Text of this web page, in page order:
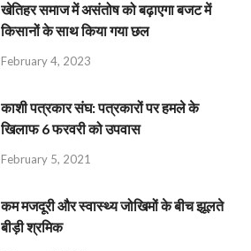
खेतिहर समाज में असंतोष को बढ़ाएगा बजट में
किसानों के साथ किया गया छल
February 4, 2023
काशी पत्रकार संघ: पत्रकारों पर हमले के
खिलाफ 6 फरवरी को उपवास
February 5, 2021
कम मजदूरी और स्वास्थ्य जोखिमों के बीच झूलते
बीड़ी श्रमिक